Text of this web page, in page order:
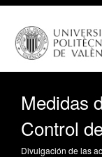
Medidas
Control